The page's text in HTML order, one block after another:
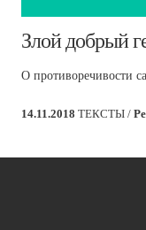
​Злой добрый
О противоречивости
14.11.2018 ТЕКСТЫ /